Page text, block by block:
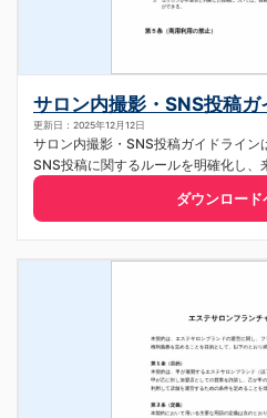
サロン内撮影・SNS投稿ガ
更新日：2025年12月12日
サロン内撮影・SNS投稿ガイドライ
SNS投稿に関するルールを明確化し、
ダウンロード